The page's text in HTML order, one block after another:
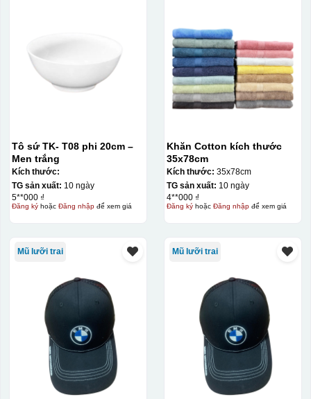
Tô sứ TK- T08 phi 20cm –
Men trắng
Kích thước:
TG sản xuất: 10 ngày
5**000 ₫
Đăng kýhoặc Đăng nhậpđể xem giá
Khăn Cotton kích thước
35x78cm
Kích thước: 35x78cm
TG sản xuất: 10 ngày
4**000 ₫
Đăng kýhoặc Đăng nhậpđể xem giá
Mũ lưỡi trai Mũ lưỡi trai